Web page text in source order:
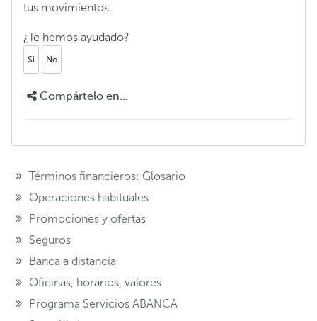
tus movimientos.
¿Te hemos ayudado?
Si No
Compártelo en...
Términos financieros: Glosario
Operaciones habituales
Promociones y ofertas
Seguros
Banca a distancia
Oficinas, horarios, valores
Programa Servicios ABANCA